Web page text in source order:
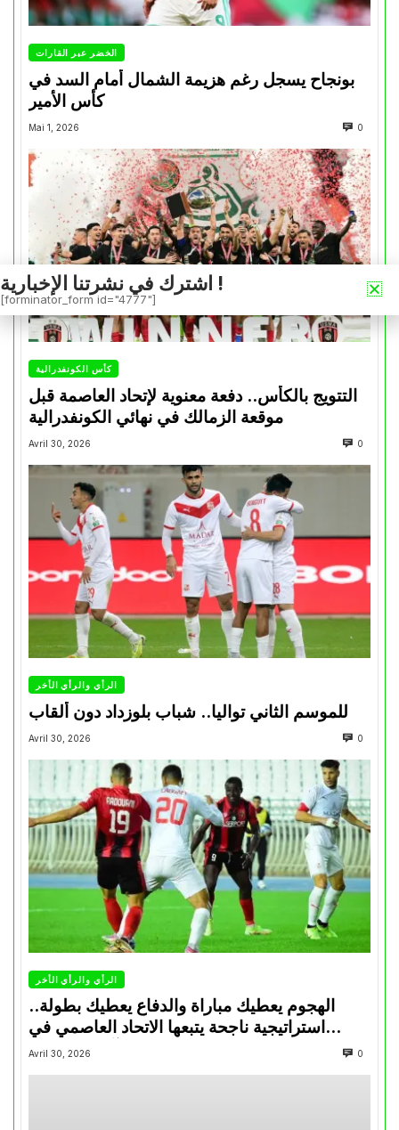
الخضر عبر القارات
بونجاح يسجل رغم هزيمة الشمال أمام السد في
كأس الأمير
Mai 1, 2026 0
كأس الكونفدرالية
التتويج بالكأس.. دفعة معنوية لإتحاد العاصمة قبل
موقعة الزمالك في نهائي الكونفدرالية
Avril 30, 2026 0
الرأي والرأي الأخر
للموسم الثاني تواليا.. شباب بلوزداد دون ألقاب
Avril 30, 2026 0
الرأي والرأي الأخر
الهجوم يعطيك مباراة والدفاع يعطيك بطولة..
استراتيجية ناجحة يتبعها الاتحاد العاصمي في
تتويجاته آخر السنوات
Avril 30, 2026 0
اشترك في نشرتنا الإخبارية !
[forminator_form id="4777"]